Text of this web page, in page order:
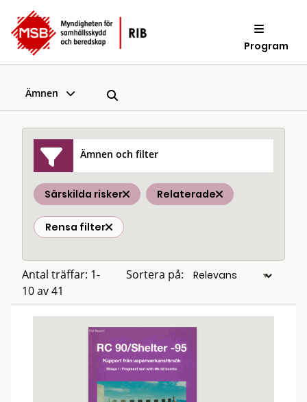
Program
Ämnen
Ämnen och filter
Särskilda risker Relaterade
Rensa filter
Antal träffar: 1-
10 av 41
Sortera på: